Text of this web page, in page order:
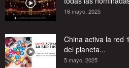
16 mayo, 2025
China activa la red
del planeta...
5 mayo, 2025